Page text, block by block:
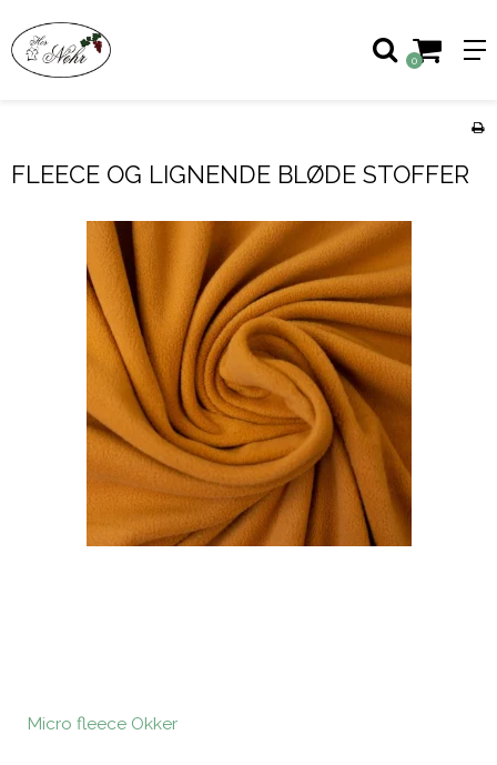
0
FLEECE OG LIGNENDE BLØDE STOFFER
Micro fleece Okker